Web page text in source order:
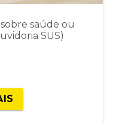
saúde ou
SUS)